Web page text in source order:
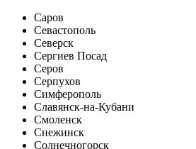
Саров
Севастополь
Северск
Сергиев Посад
Серов
Серпухов
Симферополь
Славянск-на-Кубани
Смоленск
Снежинск
Солнечногорск